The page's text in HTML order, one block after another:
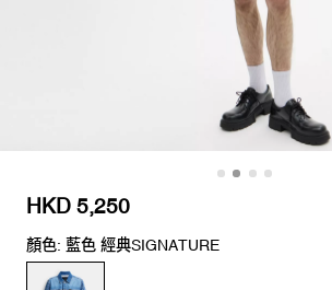
HKD 5,250
顏色: 藍色 經典SIGNATURE